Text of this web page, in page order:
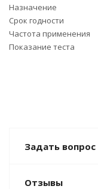
Назначение
Срок годности
Частота применения
Показание теста
Задать вопрос
Отзывы